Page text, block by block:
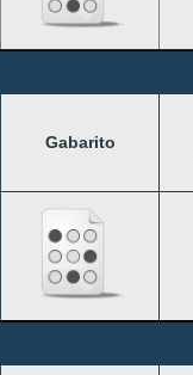
Gabarito